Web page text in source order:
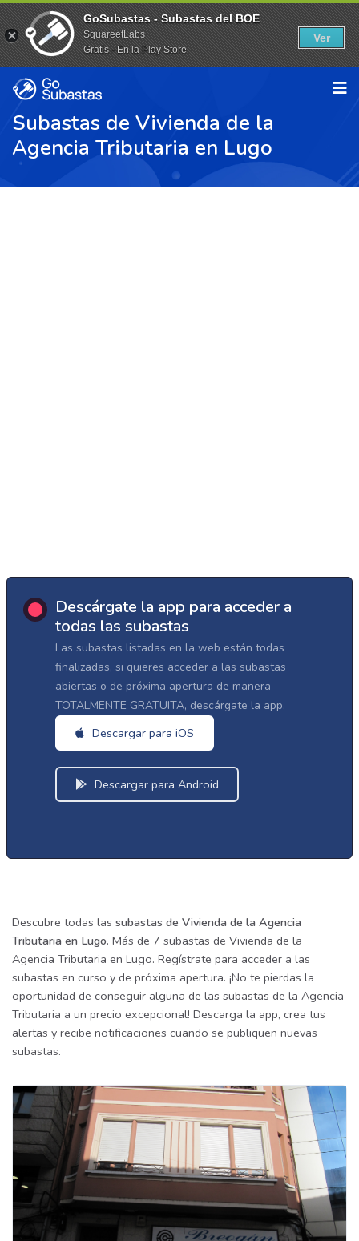
Subastas de Vivienda de la
Agencia Tributaria en Lugo
Descárgate la app para acceder a
todas las subastas
Las subastas listadas en la web están todas
finalizadas, si quieres acceder a las subastas
abiertas o de próxima apertura de manera
TOTALMENTE GRATUITA, descárgate la app.
Descargar para iOS
Descargar para Android
Descubre todas las subastas de Vivienda de la Agencia
Tributaria en Lugo. Más de 7 subastas de Vivienda de la
Agencia Tributaria en Lugo. Regístrate para acceder a las
subastas en curso y de próxima apertura. ¡No te pierdas la
oportunidad de conseguir alguna de las subastas de la Agencia
Tributaria a un precio excepcional! Descarga la app, crea tus
alertas y recibe notificaciones cuando se publiquen nuevas
subastas.
GoSubastas - Subastas del BOE
SquareetLabs
Gratis - En la Play Store
Ver